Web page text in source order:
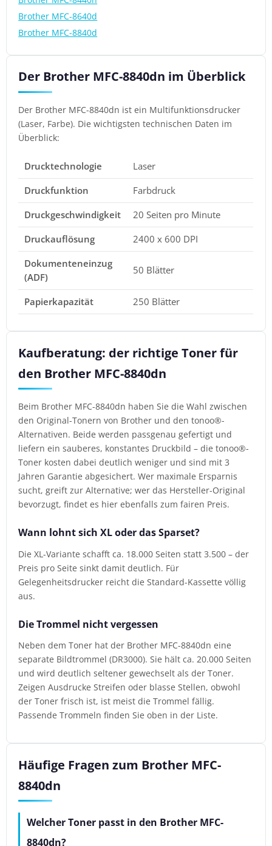
Brother MFC-8640d
Brother MFC-8840d
Der Brother MFC-8840dn im Überblick
Der Brother MFC-8840dn ist ein Multifunktionsdrucker
(Laser, Farbe). Die wichtigsten technischen Daten im
Überblick:
Drucktechnologie
Laser
Druckfunktion
Farbdruck
Druckgeschwindigkeit
20 Seiten pro Minute
Druckauflösung
2400 x 600 DPI
Dokumenteneinzug
(ADF)
50 Blätter
Papierkapazität 250 Blätter
Kaufberatung: der richtige Toner für
den Brother MFC-8840dn
Beim Brother MFC-8840dn haben Sie die Wahl zwischen
den Original-Tonern von Brother und den tonoo®-
Alternativen. Beide werden passgenau gefertigt und
liefern ein sauberes, konstantes Druckbild – die tonoo®-
Toner kosten dabei deutlich weniger und sind mit 3
Jahren Garantie abgesichert. Wer maximale Ersparnis
sucht, greift zur Alternative; wer das Hersteller-Original
bevorzugt, findet es hier ebenfalls zum fairen Preis.
Wann lohnt sich XL oder das Sparset?
Die XL-Variante schafft ca. 18.000 Seiten statt 3.500 – der
Preis pro Seite sinkt damit deutlich. Für
Gelegenheitsdrucker reicht die Standard-Kassette völlig
aus.
Die Trommel nicht vergessen
Neben dem Toner hat der Brother MFC-8840dn eine
separate Bildtrommel (DR3000). Sie hält ca. 20.000 Seiten
und wird deutlich seltener gewechselt als der Toner.
Zeigen Ausdrucke Streifen oder blasse Stellen, obwohl
der Toner frisch ist, ist meist die Trommel fällig.
Passende Trommeln finden Sie oben in der Liste.
Häufige Fragen zum Brother MFC-
8840dn
Welcher Toner passt in den Brother MFC-
8840dn?